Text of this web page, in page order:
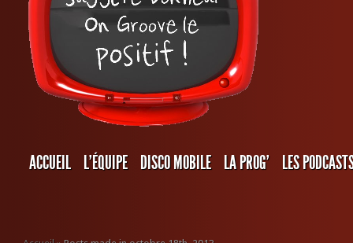
ACCUEIL L’ÉQUIPE DISCO MOBILE LA PROG’ LES